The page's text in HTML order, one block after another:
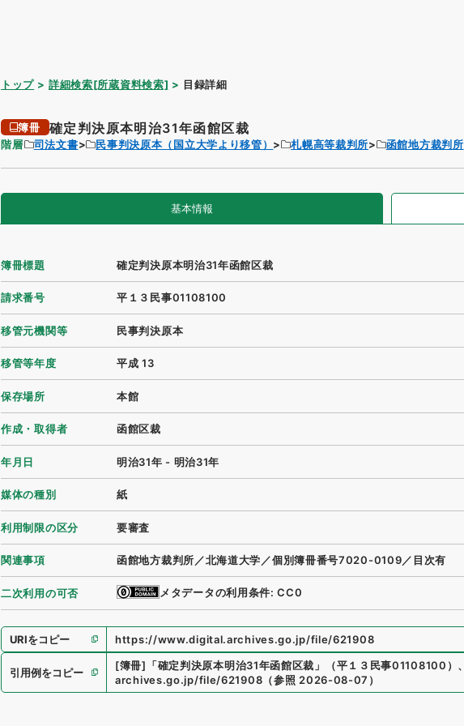
トップ 詳細検索[所蔵資料検索] 目録詳細
簿冊 確定判決原本明治31年函館区裁
階層 司法文書 民事判決原本（国立大学より移管） 札幌高等裁判所 函館地方裁判所
基本情報
簿冊標題 確定判決原本明治31年函館区裁
請求番号 平１３民事01108100
移管元機関等 民事判決原本
移管等年度 平成 13
保存場所 本館
作成・取得者 函館区裁
年月日 明治31年 - 明治31年
媒体の種別 紙
利用制限の区分 要審査
関連事項 函館地方裁判所／北海道大学／個別簿冊番号7020-0109／目次有
二次利用の可否 メタデータの利用条件: CC0
URIをコピー https://www.digital.archives.go.jp/file/621908
引用例をコピー
[簿冊] 「確定判決原本明治31年函館区裁 」 （平１３民事01108100 ） 、
archives.go.jp/file/621908 （参照 2026-08-07 ）